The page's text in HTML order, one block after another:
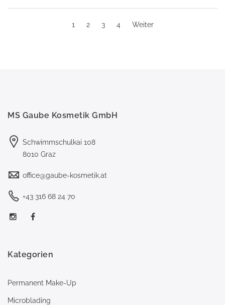
1 2 3 4 Weiter
MS Gaube Kosmetik GmbH
Schwimmschulkai 108
8010 Graz
office@gaube-kosmetik.at
+43 316 68 24 70
Kategorien
Permanent Make-Up
Microblading